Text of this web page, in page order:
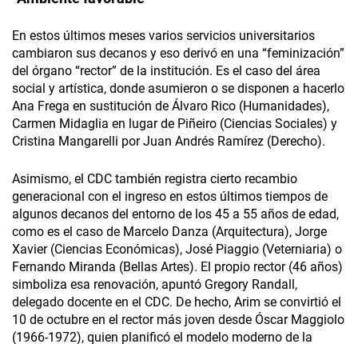
En estos últimos meses varios servicios universitarios
cambiaron sus decanos y eso derivó en una “feminización”
del órgano “rector” de la institución. Es el caso del área
social y artística, donde asumieron o se disponen a hacerlo
Ana Frega en sustitución de Álvaro Rico (Humanidades),
Carmen Midaglia en lugar de Piñeiro (Ciencias Sociales) y
Cristina Mangarelli por Juan Andrés Ramírez (Derecho).
Asimismo, el CDC también registra cierto recambio
generacional con el ingreso en estos últimos tiempos de
algunos decanos del entorno de los 45 a 55 años de edad,
como es el caso de Marcelo Danza (Arquitectura), Jorge
Xavier (Ciencias Económicas), José Piaggio (Veterniaria) o
Fernando Miranda (Bellas Artes). El propio rector (46 años)
simboliza esa renovación, apuntó Gregory Randall,
delegado docente en el CDC. De hecho, Arim se convirtió el
10 de octubre en el rector más joven desde Óscar Maggiolo
(1966-1972), quien planificó el modelo moderno de la